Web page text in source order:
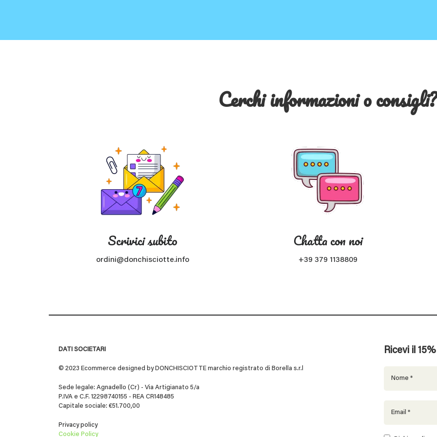
Cerchi informazioni o consigli?
Scrivici subito
ordini@donchisciotte.info
Chatta con noi
+39 379 1138809
DATI SOCIETARI
© 2023 Ecommerce designed by DONCHISCIOTTE marchio registrato di Borella s.r.l
Sede legale: Agnadello (Cr) - Via Artigianato 5/a
P.IVA e C.F. 12298740155 - REA CR148485
Capitale sociale: €51.700,00
Privacy policy
Cookie Policy
Ricevi il